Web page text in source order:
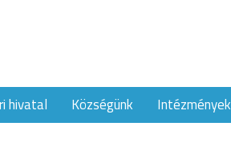
hivatal Községünk Intézmények